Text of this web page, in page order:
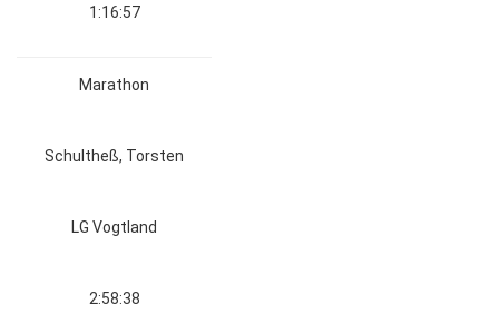
1:16:57
Marathon
Schultheß, Torsten
LG Vogtland
2:58:38